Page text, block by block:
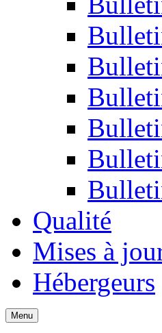
Qualité
Mises à
Hébergeurs
Menu